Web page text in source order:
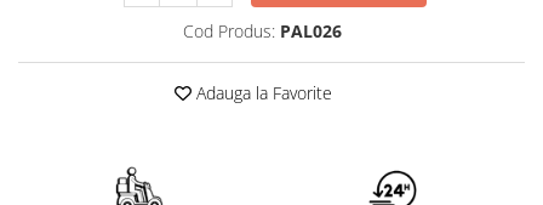
Cod Produs: PAL026
Adauga la Favorite